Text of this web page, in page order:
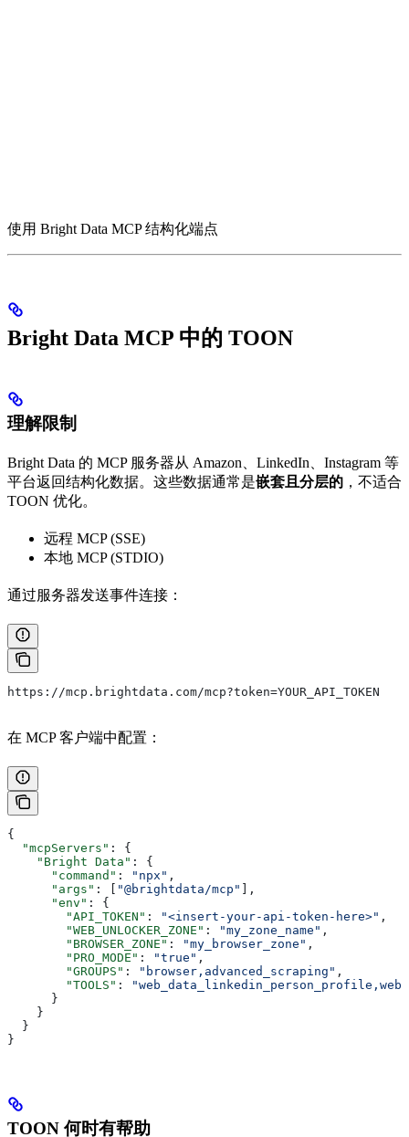
使用 Bright Data MCP 结构化端点
Bright Data MCP 中的 TOON
理解限制
Bright Data 的 MCP 服务器从 Amazon、LinkedIn、Instagram 等
平台返回结构化数据。这些数据通常是嵌套且分层的 ，不适合
TOON 优化。
远程 MCP (SSE)
本地 MCP (STDIO)
通过服务器发送事件连接：
https://mcp.brightdata.com/mcp?token=YOUR_API_TOKEN
在 MCP 客户端中配置：
{
  "mcpServers"
: {
    "Bright Data"
: {
      "command"
: "npx" ,
      "args"
: [ "@brightdata/mcp"
],
      "env"
: {
        "API_TOKEN"
: "<insert-your-api-token-here>" ,
        "WEB_UNLOCKER_ZONE"
: "my_zone_name" ,
        "BROWSER_ZONE"
: "my_browser_zone" ,
        "PRO_MODE"
: "true" ,
        "GROUPS"
: "browser,advanced_scraping" ,
        "TOOLS"
:
      }
    }
  }
}
TOON 何时有帮助